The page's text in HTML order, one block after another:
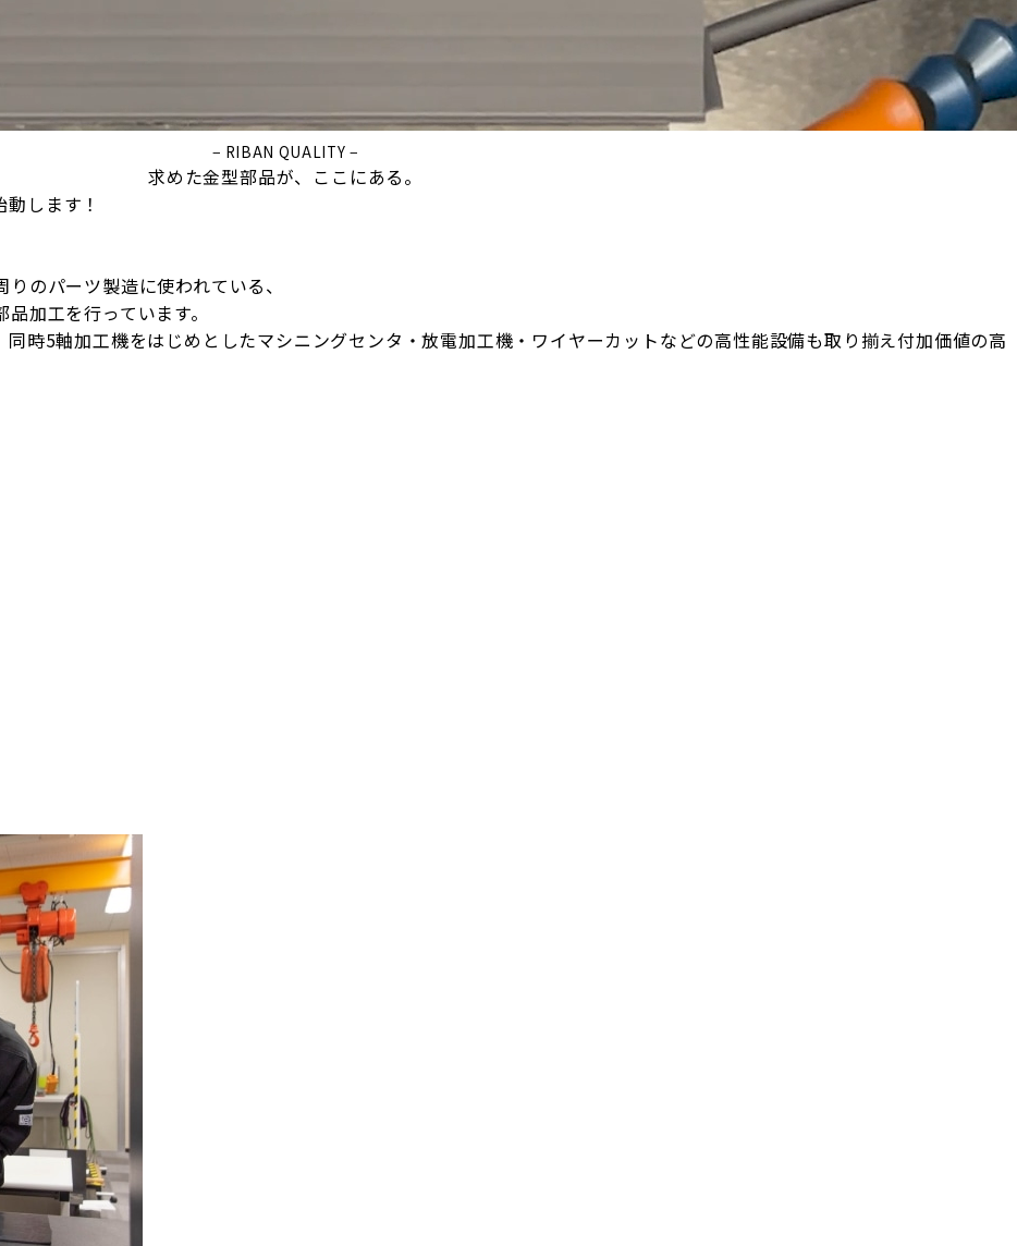
− RIBAN QUALITY −
求めた金型部品が、ここにある。
します！
のパーツ製造に使われている、
加工を行っています。
時5軸加工機をはじめとしたマシニングセンタ・放電加工機・ワイヤーカットなどの高性能設備も取り揃え付加価値の高